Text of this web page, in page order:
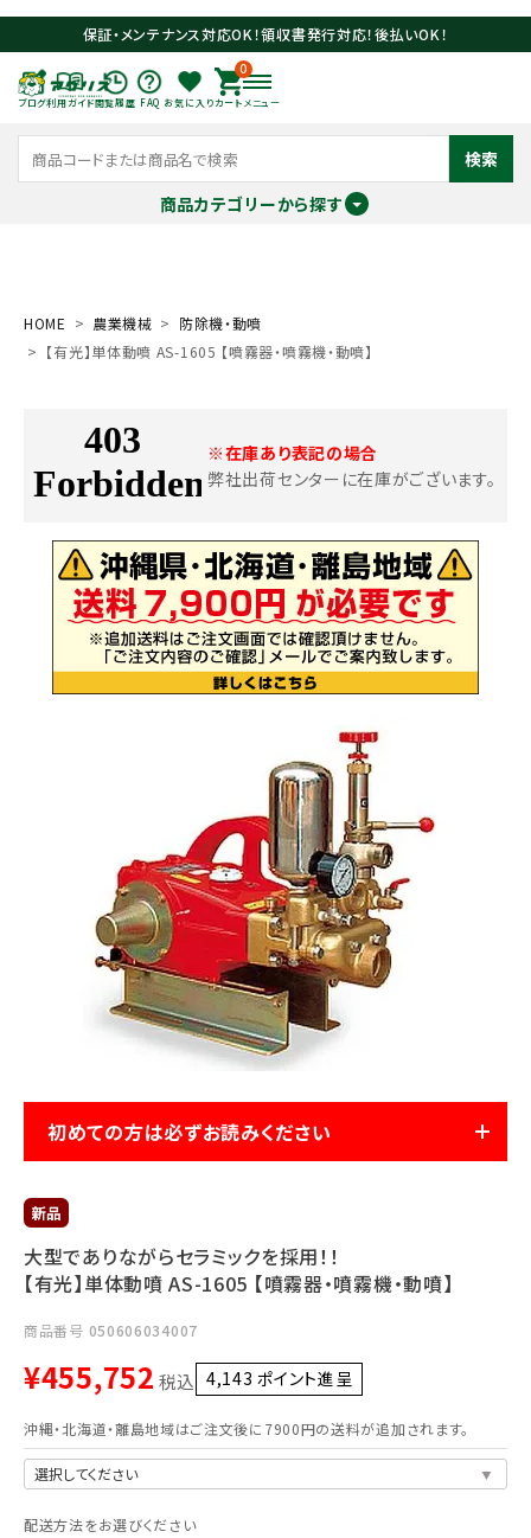
保証・メンテナンス対応OK！領収書発行対応！後払いOK！
ブログ利用ガイド閲覧履歴 FAQ お気に入り
0
カート メニュー
検索
商品カテゴリーから探す
search
お気に入り一覧
閲覧履歴一覧
農業機械
FAQ
メールでのお問い合わせ
info@agriz.net
FAXでのご注文
0739-72-453224時間受付
HOME 農業機械
防除機・動噴
【有光】単体動噴 AS-1605 【噴霧器・噴霧機・動噴】
※在庫あり表記の場合
弊社出荷センターに在庫がございます。
初めての方は必ずお読みください
大型でありながらセラミックを採用！！
【有光】単体動噴 AS-1605 【噴霧器・噴霧機・動噴】
商品番号 050606034007
¥455,752 税込 4,143 ポイント進呈 ]
沖縄・北海道・離島地域はご注文後に7900円の送料が追加されます。
配送方法をお選びください